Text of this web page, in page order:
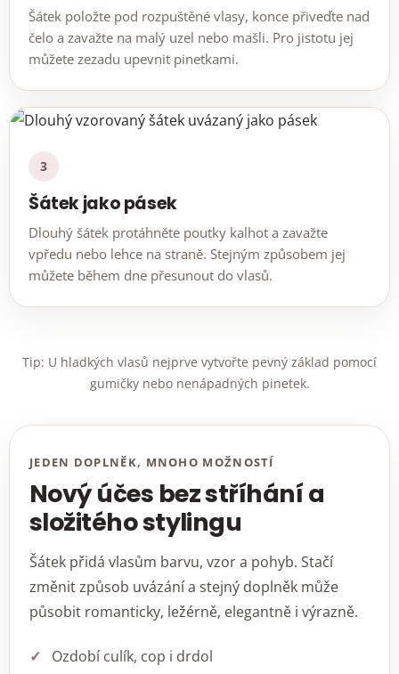
Šátek položte pod rozpuštěné vlasy, konce přiveďte nad
čelo a zavažte na malý uzel nebo mašli. Pro jistotu jej
můžete zezadu upevnit pinetkami.
3
Šátek jako pásek
Dlouhý šátek protáhněte poutky kalhot a zavažte
vpředu nebo lehce na straně. Stejným způsobem jej
můžete během dne přesunout do vlasů.
Tip: U hladkých vlasů nejprve vytvořte pevný základ pomocí
gumičky nebo nenápadných pinetek.
JEDEN DOPLNĚK, MNOHO MOŽNOSTÍ
Nový účes bez stříhání a
složitého stylingu
Šátek přidá vlasům barvu, vzor a pohyb. Stačí
změnit způsob uvázání a stejný doplněk může
působit romanticky, ležérně, elegantně i výrazně.
Ozdobí culík, cop i drdol